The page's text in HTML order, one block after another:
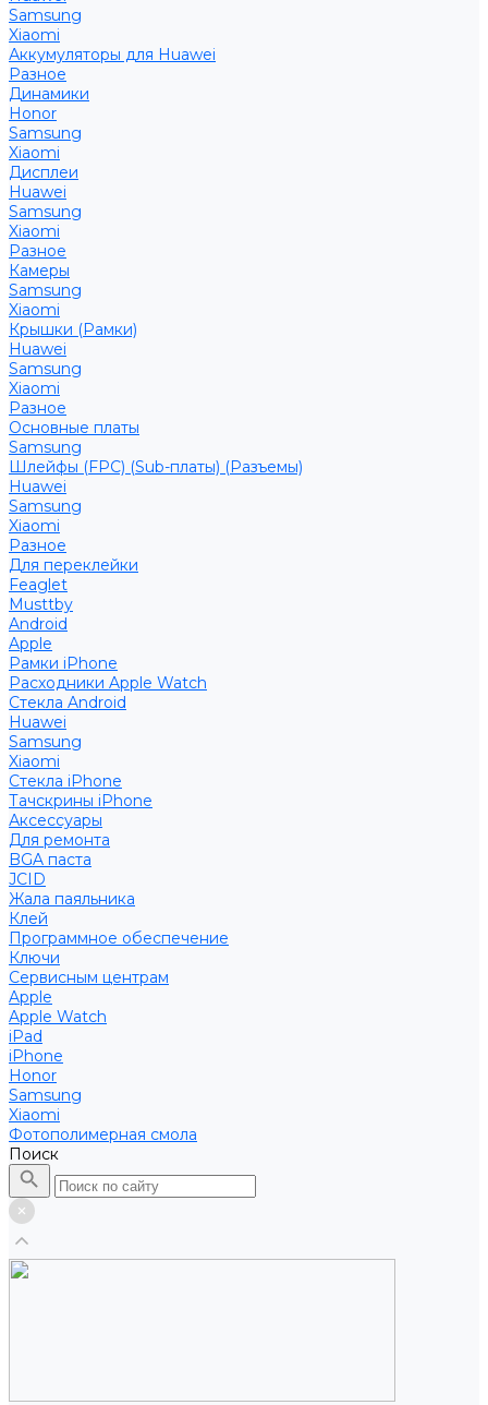
Samsung
Xiaomi
Аккумуляторы для Huawei
Разное
Динамики
Honor
Samsung
Xiaomi
Дисплеи
Huawei
Samsung
Xiaomi
Разное
Камеры
Samsung
Xiaomi
Крышки (Рамки)
Huawei
Samsung
Xiaomi
Разное
Основные платы
Samsung
Шлейфы (FPC) (Sub-платы) (Разъемы)
Huawei
Samsung
Xiaomi
Разное
Для переклейки
Feaglet
Musttby
Android
Apple
Рамки iPhone
Расходники Apple Watch
Стекла Android
Huawei
Samsung
Xiaomi
Стекла iPhone
Тачскрины iPhone
Аксессуары
Для ремонта
BGA паста
JCID
Жала паяльника
Клей
Программное обеспечение
Ключи
Сервисным центрам
Apple
Apple Watch
iPad
iPhone
Honor
Samsung
Xiaomi
Фотополимерная смола
Поиск